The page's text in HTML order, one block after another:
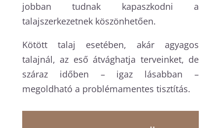
jobban tudnak kapaszkodni a
talajszerkezetnek köszönhetően.
Kötött talaj esetében, akár agyagos
talajnál, az eső átvághatja terveinket, de
száraz időben – igaz lásabban –
megoldható a problémamentes tisztítás.